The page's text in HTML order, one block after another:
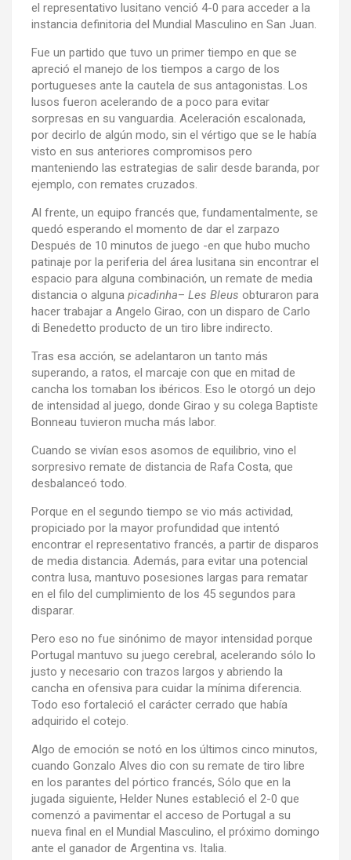
el representativo lusitano venció 4-0 para acceder a la
instancia definitoria del Mundial Masculino en San Juan.
Fue un partido que tuvo un primer tiempo en que se
apreció el manejo de los tiempos a cargo de los
portugueses ante la cautela de sus antagonistas. Los
lusos fueron acelerando de a poco para evitar
sorpresas en su vanguardia. Aceleración escalonada,
por decirlo de algún modo, sin el vértigo que se le había
visto en sus anteriores compromisos pero
manteniendo las estrategias de salir desde baranda, por
ejemplo, con remates cruzados.
Al frente, un equipo francés que, fundamentalmente, se
quedó esperando el momento de dar el zarpazo
Después de 10 minutos de juego -en que hubo mucho
patinaje por la periferia del área lusitana sin encontrar el
espacio para alguna combinación, un remate de media
distancia o alguna picadinha– Les Bleus obturaron para
hacer trabajar a Angelo Girao, con un disparo de Carlo
di Benedetto producto de un tiro libre indirecto.
Tras esa acción, se adelantaron un tanto más
superando, a ratos, el marcaje con que en mitad de
cancha los tomaban los ibéricos. Eso le otorgó un dejo
de intensidad al juego, donde Girao y su colega Baptiste
Bonneau tuvieron mucha más labor.
Cuando se vivían esos asomos de equilibrio, vino el
sorpresivo remate de distancia de Rafa Costa, que
desbalanceó todo.
Porque en el segundo tiempo se vio más actividad,
propiciado por la mayor profundidad que intentó
encontrar el representativo francés, a partir de disparos
de media distancia. Además, para evitar una potencial
contra lusa, mantuvo posesiones largas para rematar
en el filo del cumplimiento de los 45 segundos para
disparar.
Pero eso no fue sinónimo de mayor intensidad porque
Portugal mantuvo su juego cerebral, acelerando sólo lo
justo y necesario con trazos largos y abriendo la
cancha en ofensiva para cuidar la mínima diferencia.
Todo eso fortaleció el carácter cerrado que había
adquirido el cotejo.
Algo de emoción se notó en los últimos cinco minutos,
cuando Gonzalo Alves dio con su remate de tiro libre
en los parantes del pórtico francés, Sólo que en la
jugada siguiente, Helder Nunes estableció el 2-0 que
comenzó a pavimentar el acceso de Portugal a su
nueva final en el Mundial Masculino, el próximo domingo
ante el ganador de Argentina vs. Italia.